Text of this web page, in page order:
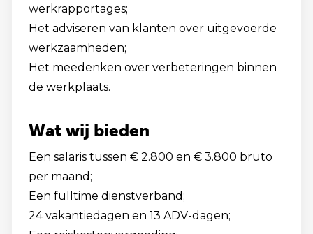
werkrapportages;
Het adviseren van klanten over uitgevoerde
werkzaamheden;
Het meedenken over verbeteringen binnen
de werkplaats.
Wat wij bieden
Een salaris tussen € 2.800 en € 3.800 bruto
per maand;
Een fulltime dienstverband;
24 vakantiedagen en 13 ADV-dagen;